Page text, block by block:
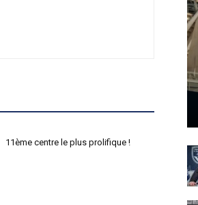
11ème centre le plus prolifique !